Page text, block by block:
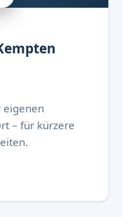
eigenen
– für kürzere